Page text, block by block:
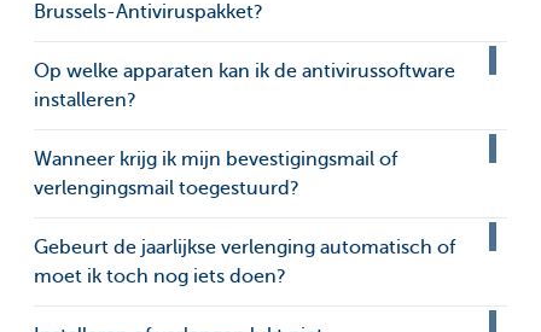
Brussels-Antiviruspakket?
Op welke apparaten kan ik de antivirussoftware
installeren?
Wanneer krijg ik mijn bevestigingsmail of
verlengingsmail toegestuurd?
Gebeurt de jaarlijkse verlenging automatisch of
moet ik toch nog iets doen?